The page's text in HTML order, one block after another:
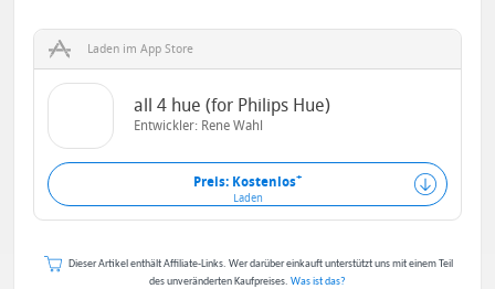
Laden im App Store
all 4 hue (for Philips Hue)
Entwickler: Rene Wahl
Preis: Kostenlos+
Laden
Dieser Artikel enthält Affiliate-Links. Wer darüber einkauft unterstützt uns mit einem Teil
des unveränderten Kaufpreises. Was ist das?